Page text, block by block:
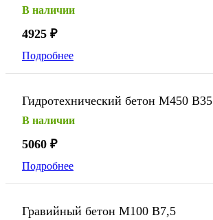
В наличии
4925 ₽
Подробнее
Гидротехнический бетон М450 В35
В наличии
5060 ₽
Подробнее
Гравийный бетон М100 В7,5